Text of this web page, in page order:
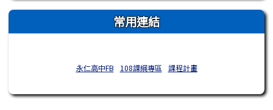
常用連結
永仁高中FB 108課綱專區 課程計畫